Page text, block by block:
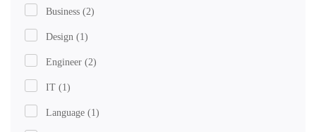
Business (2)
Design (1)
Engineer (2)
IT (1)
Language (1)